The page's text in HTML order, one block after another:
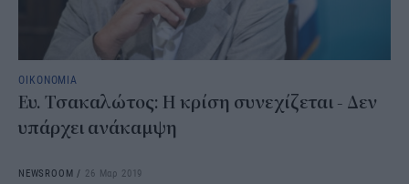
ΟΙΚΟΝΟΜΙΑ
Ευ. Τσακαλώτος: Η κρίση συνεχίζεται - Δεν
υπάρχει ανάκαμψη
NEWSROOM / 26 Μαρ 2019